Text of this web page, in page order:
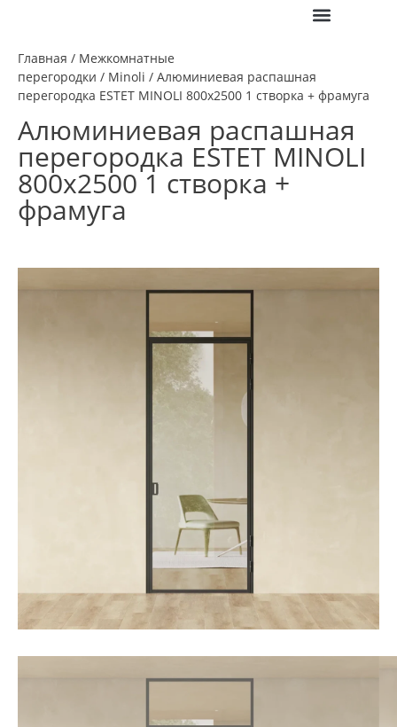
Главная / Межкомнатные
перегородки / Minoli / Алюминиевая распашная
перегородка ESTET MINOLI 800х2500 1 створка + фрамуга
Алюминиевая распашная
перегородка ESTET MINOLI
800х2500 1 створка +
фрамуга